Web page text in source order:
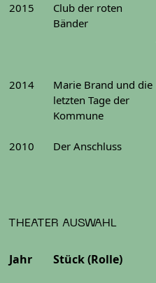
2015
Club der roten
Bänder
2014
Marie Brand und die
letzten Tage der
Kommune
2010 Der Anschluss
THEATER AUSWAHL
Jahr Stück (Rolle)